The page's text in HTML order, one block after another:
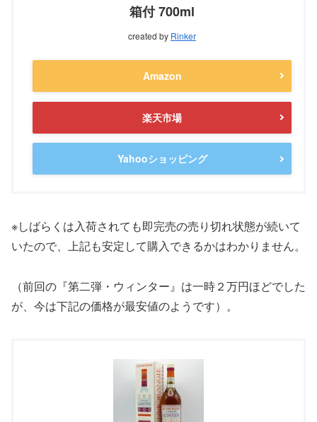
箱付 700ml
created by Rinker
Amazon
楽天市場
Yahooショッピング
※しばらくは入荷されても即完売の売り切れ状態が続いて
いたので、上記も安定して購入できるかはわかりません。
（前回の『第二弾・ウィンター』は一時２万円ほどでした
が、今は下記の価格が最安値のようです）。